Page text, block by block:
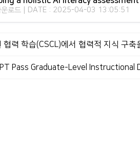
로드 | DATE : 2025-04-03 13:05:51
협력 학습(CSCL)에서 협력적 지식 구
Pass Graduate-Level Instructional